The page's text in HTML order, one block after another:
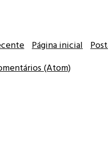
Página inicial
(Atom)